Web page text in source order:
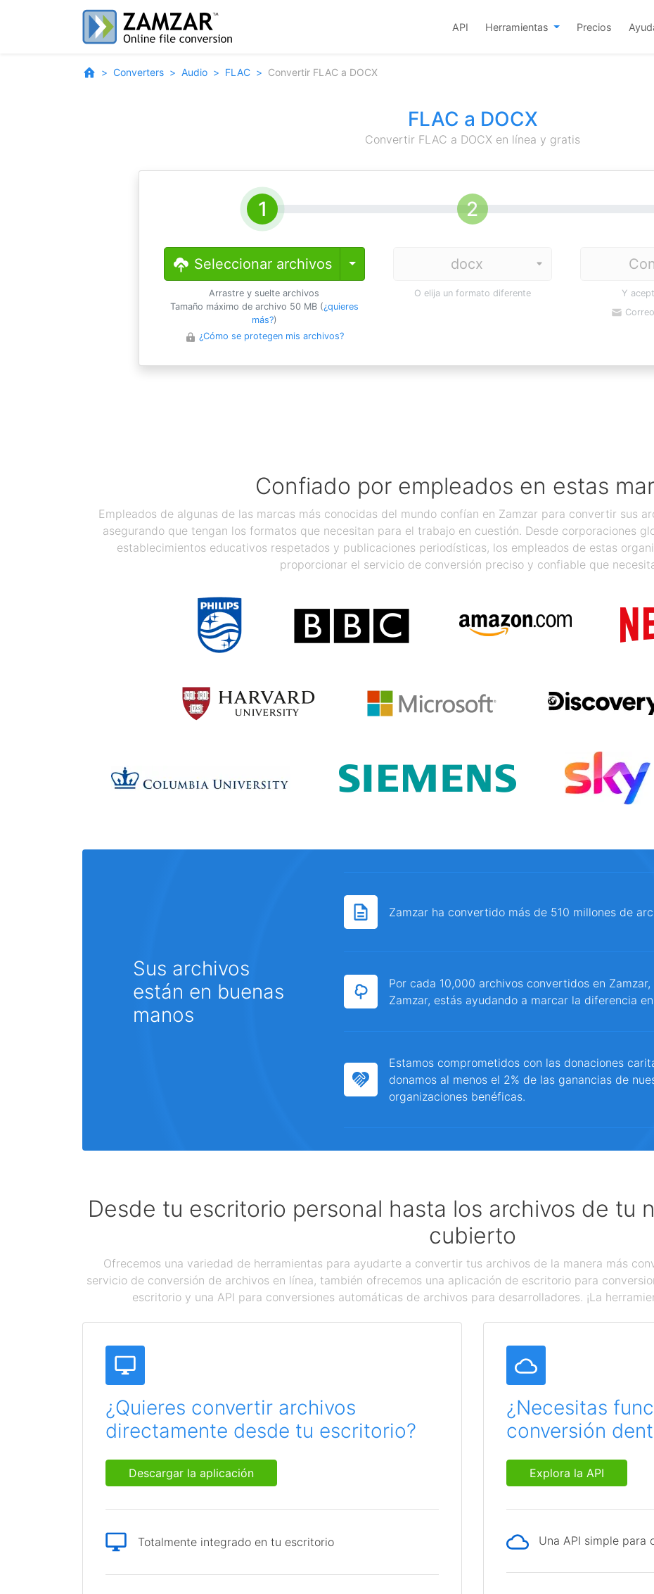
API Herramientas Precios
Converters Audio FLAC Convertir FLAC a DOCX
FLAC a DOCX
Convertir FLAC a DOCX en línea y gratis
Seleccionar archivos Toggle Dropdown
Arrastre y suelte archivos
Tamaño máximo de archivo 50 MB (¿quieres
más?)
¿Cómo se protegen mis archivos?
O elija un formato diferente Y
Confiado por empleados en estas
Empleados de algunas de las marcas más conocidas del mundo confían en Zamzar para convertir sus
asegurando que tengan los formatos que necesitan para el trabajo en cuestión. Desde corporaciones
establecimientos educativos respetados y publicaciones periodísticas, los empleados de estas
proporcionar el servicio de conversión preciso y confiable que
Sus archivos
están en buenas
manos
Zamzar ha convertido más de 510 millones de
Por cada 10,000 archivos convertidos en
Zamzar, estás ayudando a marcar la diferencia
Estamos comprometidos con las donaciones
donamos al menos el 2% de las ganancias de
organizaciones benéficas.
Desde tu escritorio personal hasta los archivos de tu
cubierto
Ofrecemos una variedad de herramientas para ayudarte a convertir tus archivos de la manera más
servicio de conversión de archivos en línea, también ofrecemos una aplicación de escritorio para
escritorio y una API para conversiones automáticas de archivos para desarrolladores. ¡La
¿Quieres convertir archivos
directamente desde tu escritorio?
Descargar la aplicación
Totalmente integrado en tu escritorio
¿Necesitas
conversión
Explora la API
Una API simple para